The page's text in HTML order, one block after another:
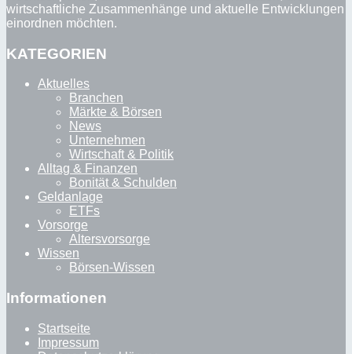
wirtschaftliche Zusammenhänge und aktuelle Entwicklungen
einordnen möchten.
KATEGORIEN
Aktuelles
Branchen
Märkte & Börsen
News
Unternehmen
Wirtschaft & Politik
Alltag & Finanzen
Bonität & Schulden
Geldanlage
ETFs
Vorsorge
Altersvorsorge
Wissen
Börsen-Wissen
Informationen
Startseite
Impressum